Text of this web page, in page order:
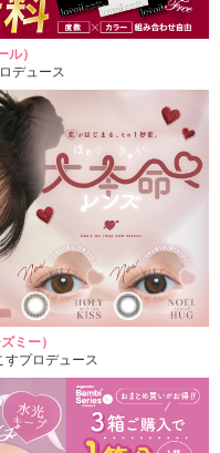
ル）
デュース
ミー）
すプロデュース